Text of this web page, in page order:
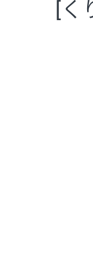
[く